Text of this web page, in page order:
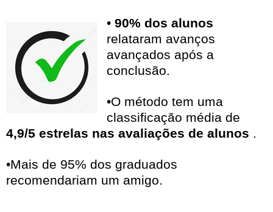
• 90% dos alunos
relataram avanços
avançados após a
conclusão.
•O método tem uma
classificação média de
4,9/5 estrelas nas avaliações de alunos .
•Mais de 95% dos graduados
recomendariam um amigo.